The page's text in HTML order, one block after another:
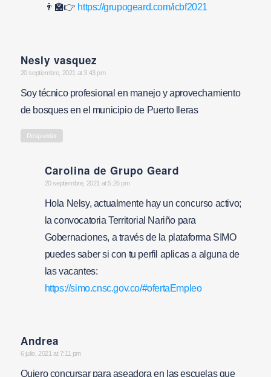
👨‍🏫👉 https://grupogeard.com/icbf2021
Nesly vasquez
says:
20 septiembre, 2021 at 3:43 pm
Soy técnico profesional en manejo y aprovechamiento
de bosques en el municipio de Puerto lleras
Responder
Carolina de Grupo Geard
says:
20 septiembre, 2021 at 5:26 pm
Hola Nelsy, actualmente hay un concurso activo;
la convocatoria Territorial Nariño para
Gobernaciones, a través de la plataforma SIMO
puedes saber si con tu perfil aplicas a alguna de
las vacantes:
https://simo.cnsc.gov.co/#ofertaEmpleo
Andrea
says:
6 julio, 2021 at 7:11 pm
Quiero concursar para aseadora en las escuelas que